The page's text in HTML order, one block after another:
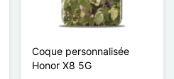
Coque personnalisée
Honor X8 5G